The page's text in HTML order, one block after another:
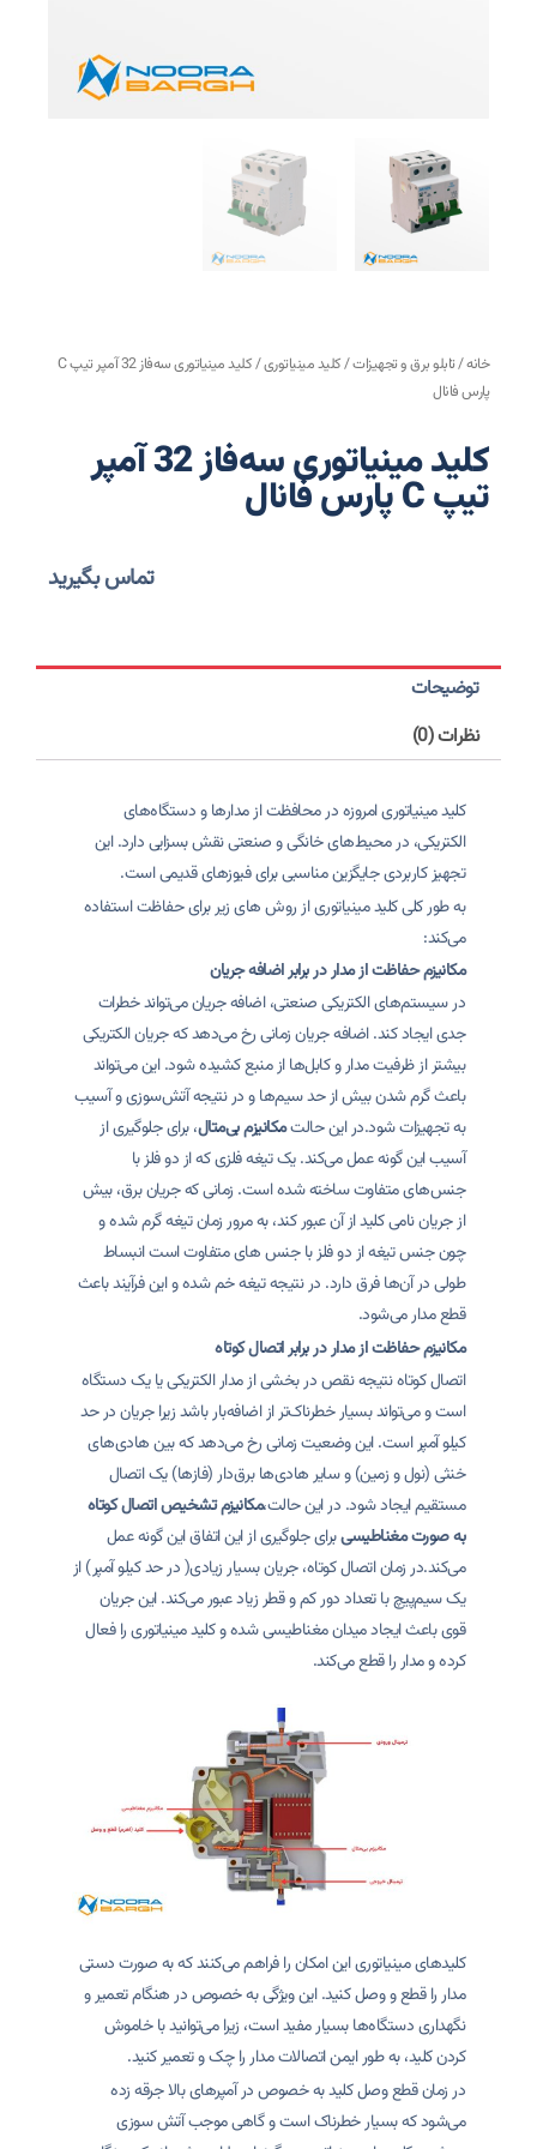
خانه/تابلو برق و تجهیزات/کلید مینیاتوری
/ کلید مینیاتوری سه‌فاز 32 آمپر تیپ C
پارس فانال
کلید مینیاتوری سه‌فاز 32 آمپر
تیپ C پارس فانال
تماس بگیرید
توضیحات
نظرات (0)
کلید مینیاتوری امروزه در محافظت از مدارها و دستگاه‌های
الکتریکی، در محیط‌های خانگی و صنعتی نقش بسزایی دارد. این
تجهیز کاربردی جایگزین مناسبی برای فیوزهای قدیمی است.
به طور کلی کلید مینیاتوری از روش های زیر برای حفاظت استفاده
می‌کند:
مکانیزم حفاظت از مدار در برابر اضافه جریان
در سیستم‌های الکتریکی صنعتی، اضافه جریان می‌تواند خطرات
جدی ایجاد کند. اضافه جریان زمانی رخ می‌دهد که جریان الکتریکی
بیشتر از ظرفیت مدار و کابل‌ها از منبع کشیده شود. این می‌تواند
باعث گرم شدن بیش از حد سیم‌ها و در نتیجه آتش‌سوزی و آسیب
به تجهیزات شود.در این حالتمکانیزم بی‌متال، برای جلوگیری از
آسیب این گونه عمل می‌کند. یک تیغه فلزی که از دو فلز با
جنس‌های متفاوت ساخته شده است. زمانی که جریان برق، بیش
از جریان نامی کلید از آن عبور کند، به مرور زمان تیغه گرم شده و
چون جنس تیغه از دو فلز با جنس های متفاوت است انبساط
طولی در آن‌ها فرق دارد. در نتیجه تیغه خم شده و این فرآیند باعث
قطع مدار می‌شود.
مکانیزم حفاظت از مدار در برابر اتصال کوتاه
اتصال کوتاه نتیجه نقص در بخشی از مدار الکتریکی یا یک دستگاه
است و می‌تواند بسیار خطرناک‌تر از اضافه‌بار باشد زیرا جریان در حد
کیلو آمپر است. این وضعیت زمانی رخ می‌دهد که بین هادی‌های
خنثی (نول و زمین) و سایر هادی‌ها برق‌دار (فازها) یک اتصال
مستقیم ایجاد شود. در این حالت،مکانیزم تشخیص اتصال کوتاه
به صورت مغناطیسیبرای جلوگیری از این اتفاق این گونه عمل
می‌کند.در زمان اتصال کوتاه، جریان بسیار زیادی( در حد کیلو آمپر) از
یک سیم‌پیچ با تعداد دور کم و قطر زیاد عبور می‌کند. این جریان
قوی باعث ایجاد میدان مغناطیسی شده و کلید مینیاتوری را فعال
کرده و مدار را قطع می‌کند.
کلیدهای مینیاتوری این امکان را فراهم می‌کنند که به صورت دستی
مدار را قطع و وصل کنید. این ویژگی به خصوص در هنگام تعمیر و
نگهداری دستگاه‌ها بسیار مفید است، زیرا می‌توانید با خاموش
کردن کلید، به طور ایمن اتصالات مدار را چک و تعمیر کنید.
در زمان قطع وصل کلید به خصوص در آمپرهای بالا جرقه زده
می‌شود که بسیار خطرناک است و گاهی موجب آتش سوزی